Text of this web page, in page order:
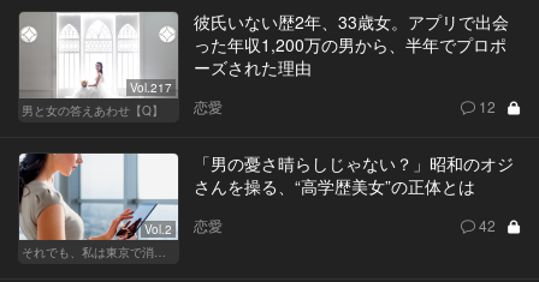
Vol.217
男と女の答えあわせ【Q】
彼氏いない歴2年、33歳女。アプリで出会
った年収1,200万の男から、半年でプロポ
ーズされた理由
恋愛 12
Vol.2
それでも、私は東京で消耗する
「男の憂さ晴らしじゃない？」昭和のオジ
さんを操る、“高学歴美女”の正体とは
恋愛 42